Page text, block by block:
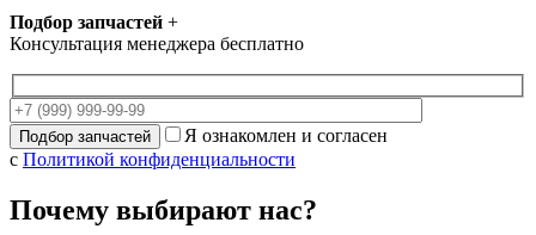
Подбор запчастей +
Консультация менеджера бесплатно
Я ознакомлен и согласен
с Политикой конфиденциальности
Почему выбирают нас?